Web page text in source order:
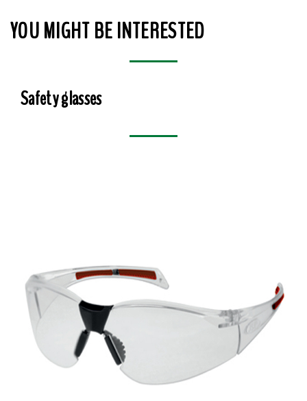
YOU MIGHT BE INTERESTED
Safety glasses